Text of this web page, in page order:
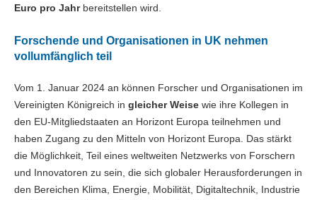
Euro pro Jahrbereitstellen wird.
Forschende und Organisationen in UK nehmen
vollumfänglich teil
Vom 1. Januar 2024 an können Forscher und Organisationen im
Vereinigten Königreich in gleicher Weise wie ihre Kollegen in
den EU-Mitgliedstaaten an Horizont Europa teilnehmen und
haben Zugang zu den Mitteln von Horizont Europa. Das stärkt
die Möglichkeit, Teil eines weltweiten Netzwerks von Forschern
und Innovatoren zu sein, die sich globaler Herausforderungen in
den Bereichen Klima, Energie, Mobilität, Digitaltechnik, Industrie